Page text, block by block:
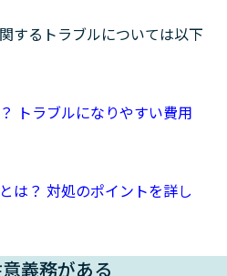
するトラブルについては以下
トラブルになりやすい費用
は？ 対処のポイントを詳し
義務がある